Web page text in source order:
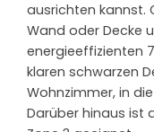
ausrichten kannst.
Wand oder Decke
energieeffizienten
klaren schwarzen
Wohnzimmer, in
Darüber hinaus ist